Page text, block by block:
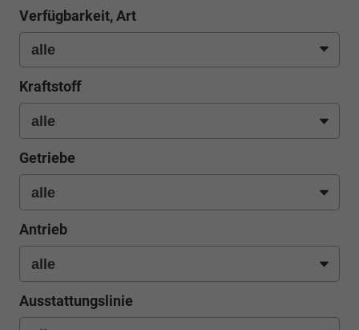
Verfügbarkeit, Art
Kraftstoff
Getriebe
Antrieb
Ausstattungslinie